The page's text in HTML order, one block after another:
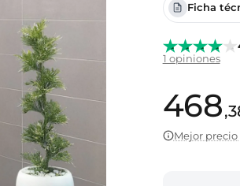
Ficha
1 opiniones
468
Mejor